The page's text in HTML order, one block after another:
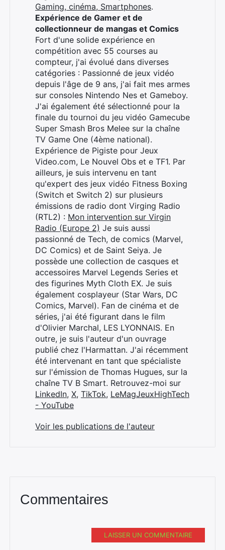
Gaming, cinéma, Smartphones.
Expérience de Gamer et de
collectionneur de mangas et Comics
Fort d'une solide expérience en
compétition avec 55 courses au
compteur, j'ai évolué dans diverses
catégories : Passionné de jeux vidéo
depuis l'âge de 9 ans, j'ai fait mes armes
sur consoles Nintendo Nes et Gameboy.
J'ai également été sélectionné pour la
finale du tournoi du jeu vidéo Gamecube
Super Smash Bros Melee sur la chaîne
TV Game One (4ème national).
Expérience de Pigiste pour Jeux
Video.com, Le Nouvel Obs et e TF1. Par
ailleurs, je suis intervenu en tant
qu'expert des jeux vidéo Fitness Boxing
(Switch et Switch 2) sur plusieurs
émissions de radio dont Virging Radio
(RTL2) : Mon intervention sur Virgin
Radio (Europe 2) Je suis aussi
passionné de Tech, de comics (Marvel,
DC Comics) et de Saint Seiya. Je
possède une collection de casques et
accessoires Marvel Legends Series et
des figurines Myth Cloth EX. Je suis
également cosplayeur (Star Wars, DC
Comics, Marvel). Fan de cinéma et de
séries, j'ai été figurant dans le film
d'Olivier Marchal, LES LYONNAIS. En
outre, je suis l'auteur d'un ouvrage
publié chez l'Harmattan. J'ai récemment
été intervenant en tant que spécialiste
sur l'émission de Thomas Hugues, sur la
chaîne TV B Smart. Retrouvez-moi sur
LinkedIn, X, TikTok, LeMagJeuxHighTech
- YouTube
Voir les publications de l'auteur
Commentaires
LAISSER UN COMMENTAIRE
Rechercher
: